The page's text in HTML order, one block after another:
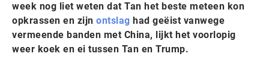
week nog liet weten dat Tan het beste meteen kon
opkrassen en zijn ontslag had geëist vanwege
vermeende banden met China, lijkt het voorlopig
weer koek en ei tussen Tan en Trump.